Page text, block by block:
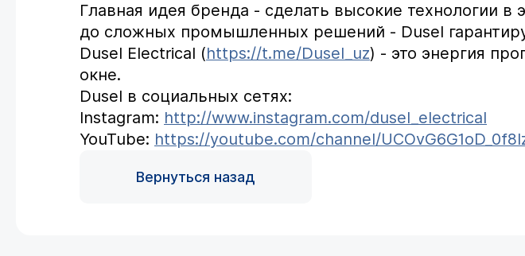
Главная идея бренда - сделать высокие технологии
до сложных промышленных решений - Dusel
Dusel Electrical (https://t.me/Dusel_uz) - это энергия
окне.
Dusel в социальных сетях:
Instagram: http://www.instagram.com/dusel_electrical
YouTube: https://youtube.com/channel/
Вернуться назад